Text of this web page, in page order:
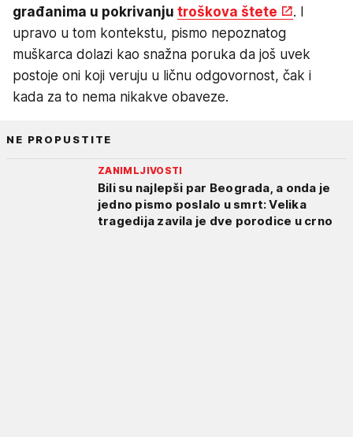
građanima u pokrivanju troškova štete
. I
upravo u tom kontekstu, pismo nepoznatog
muškarca dolazi kao snažna poruka da još uvek
postoje oni koji veruju u ličnu odgovornost, čak i
kada za to nema nikakve obaveze.
NE PROPUSTITE
ZANIMLJIVOSTI
Bili su najlepši par Beograda, a onda je
jedno pismo poslalo u smrt: Velika
tragedija zavila je dve porodice u crno